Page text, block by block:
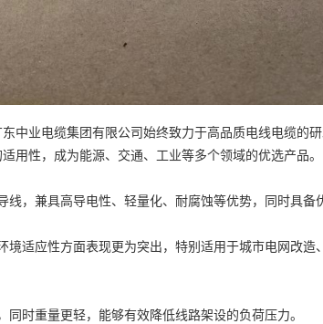
中业电缆集团有限公司始终致力于高品质电线电缆的
用性，成为能源、交通、工业等多个领域的优选产品。
线，兼具高导电性、轻量化、耐腐蚀等优势，同时具备
适应性方面表现更为突出，特别适用于城市电网改造
时重量更轻，能够有效降低线路架设的负荷压力。